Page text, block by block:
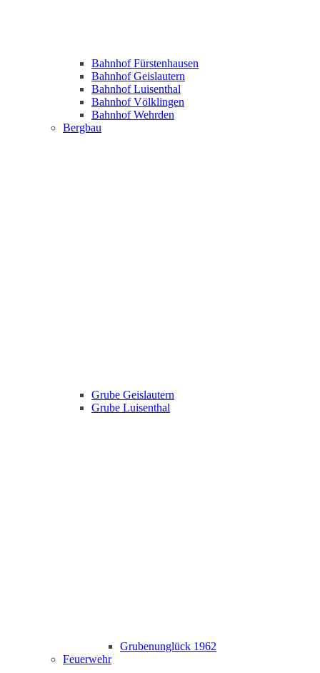
Bahnhof Fürstenhausen
Bahnhof Geislautern
Bahnhof Luisenthal
Bahnhof Völklingen
Bahnhof Wehrden
Bergbau
Grube Geislautern
Grube Luisenthal
Grubenunglück 1962
Feuerwehr